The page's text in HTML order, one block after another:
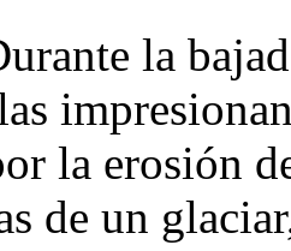
la
la erosión
de un